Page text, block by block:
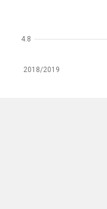
2018/2019
4.8